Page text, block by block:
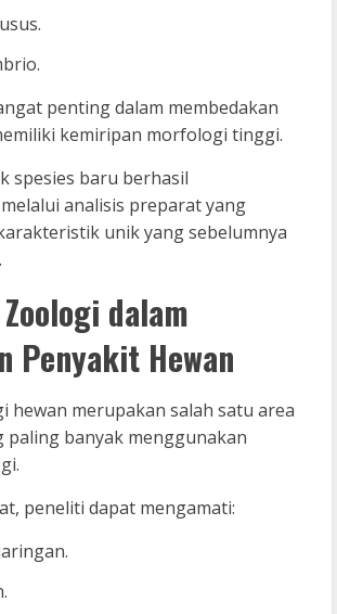
penting dalam membedakan
kemiripan morfologi tinggi.
spesies baru berhasil
analisis preparat yang
unik yang sebelumnya
dalam
Penyakit Hewan
hewan merupakan salah satu area
paling banyak menggunakan
peneliti dapat mengamati: